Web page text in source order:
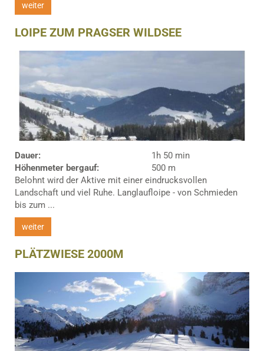
weiter
LOIPE ZUM PRAGSER WILDSEE
Dauer:
1h 50 min
Höhenmeter bergauf:
500 m
Belohnt wird der Aktive mit einer eindrucksvollen
Landschaft und viel Ruhe. Langlaufloipe - von Schmieden
bis zum ...
weiter
PLÄTZWIESE 2000M